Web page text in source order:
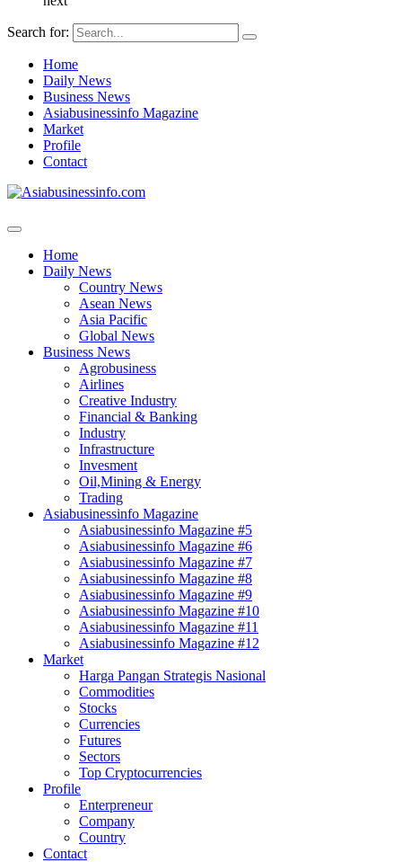
Search for:
Home
Daily News
Business News
Asiabusinessinfo Magazine
Market
Profile
Contact
Home
Daily News
Country News
Asean News
Asia Pacific
Global News
Business News
Agrobusiness
Airlines
Creative Industry
Financial & Banking
Industry
Infrastructure
Invesment
Oil,Mining & Energy
Trading
Asiabusinessinfo Magazine
Asiabusinessinfo Magazine #5
Asiabusinessinfo Magazine #6
Asiabusinessinfo Magazine #7
Asiabusinessinfo Magazine #8
Asiabusinessinfo Magazine #9
Asiabusinessinfo Magazine #10
Asiabusinessinfo Magazine #11
Asiabusinessinfo Magazine #12
Market
Harga Pangan Strategis Nasional
Commodities
Stocks
Currencies
Futures
Sectors
Top Cryptocurrencies
Profile
Enterpreneur
Company
Country
Contact